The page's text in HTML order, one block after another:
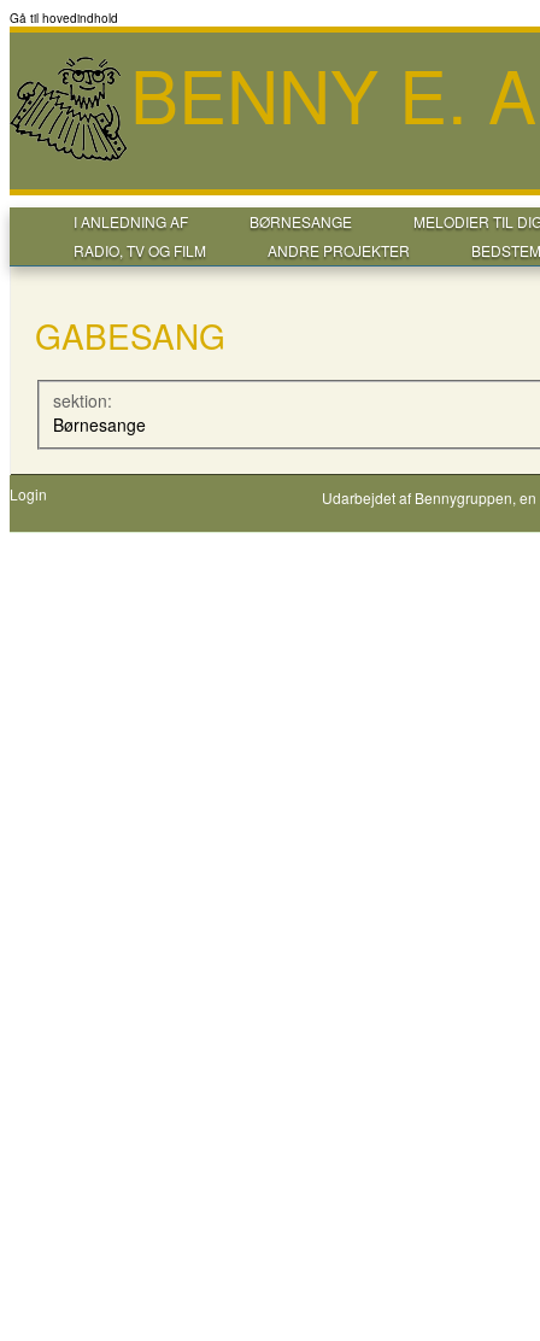
Gå til hovedindhold
BENNY E.
I ANLEDNING AF BØRNESANGE
MELODIER TIL
RADIO, TV OG FILM
ANDRE PROJEKTER
GABESANG
sektion:
Børnesange
Login Udarbejdet af Bennygruppen,